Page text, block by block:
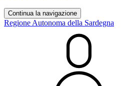
Continua la navigazione
Regione Autonoma della Sardegna